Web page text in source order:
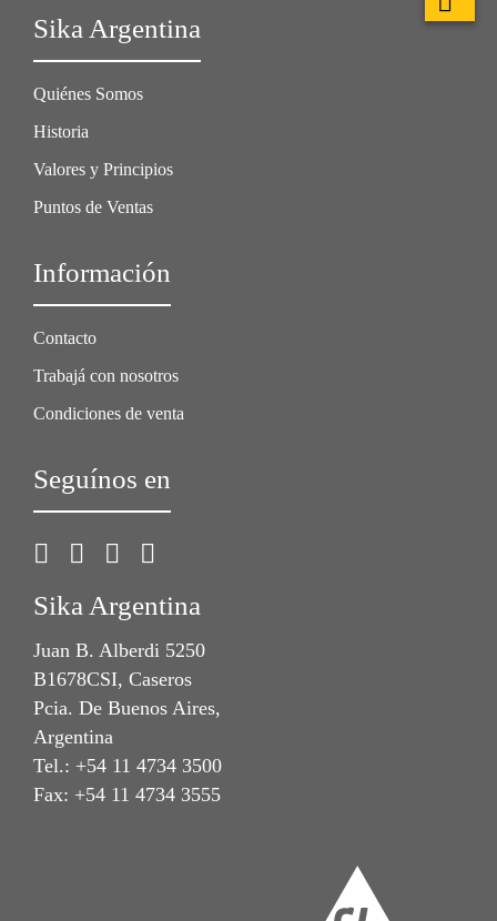
Sika Argentina
Quiénes Somos
Historia
Valores y Principios
Puntos de Ventas
Información
Contacto
Trabajá con nosotros
Condiciones de venta
Seguínos en
Sika Argentina
Juan B. Alberdi 5250
B1678CSI, Caseros
Pcia. De Buenos Aires,
Argentina
Tel.: +54 11 4734 3500
Fax: +54 11 4734 3555